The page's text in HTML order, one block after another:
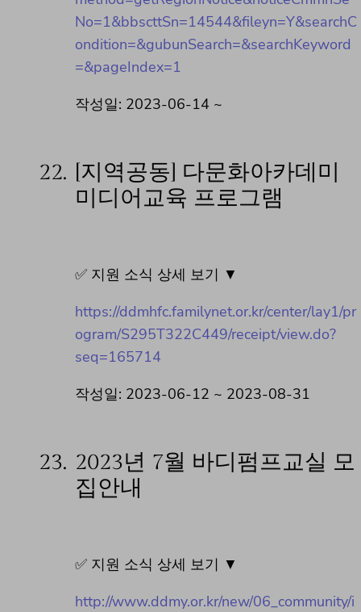
No=1&bbscttSn=14544&fileyn=Y&searchC
ondition=&gubunSearch=&searchKeyword
=&pageIndex=1
작성일: 2023-06-14 ~
22. [지역공동] 다문화아카데미
미디어교육 프로그램
✅ 지원 소식 상세 보기 ▼
https://ddmhfc.familynet.or.kr/center/lay1/pr
ogram/S295T322C449/receipt/view.do?
seq=165714
작성일: 2023-06-12 ~ 2023-08-31
23. 2023년 7월 바디펌프교실 모
집안내
✅ 지원 소식 상세 보기 ▼
http://www.ddmy.or.kr/new/06_community/i